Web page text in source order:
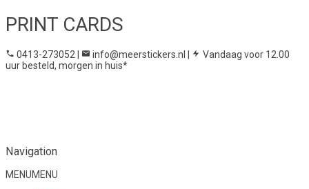
PRINT CARDS
0413-273052 | info@meerstickers.nl |
Vandaag voor 12.00
uur besteld, morgen in huis*
Navigation
MENUMENU